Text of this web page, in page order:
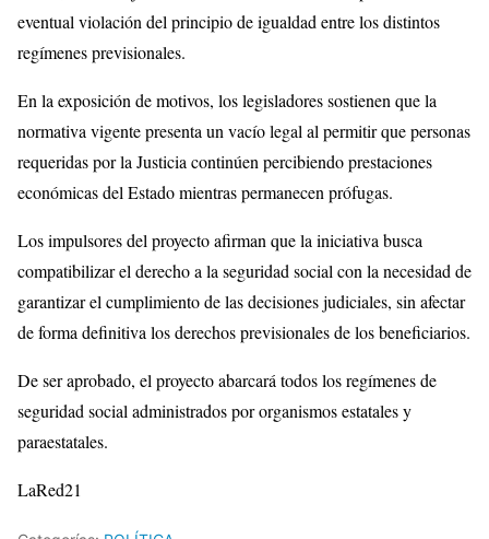
eventual violación del principio de igualdad entre los distintos
regímenes previsionales.
En la exposición de motivos, los legisladores sostienen que la
normativa vigente presenta un vacío legal al permitir que personas
requeridas por la Justicia continúen percibiendo prestaciones
económicas del Estado mientras permanecen prófugas.
Los impulsores del proyecto afirman que la iniciativa busca
compatibilizar el derecho a la seguridad social con la necesidad de
garantizar el cumplimiento de las decisiones judiciales, sin afectar
de forma definitiva los derechos previsionales de los beneficiarios.
De ser aprobado, el proyecto abarcará todos los regímenes de
seguridad social administrados por organismos estatales y
paraestatales.
LaRed21